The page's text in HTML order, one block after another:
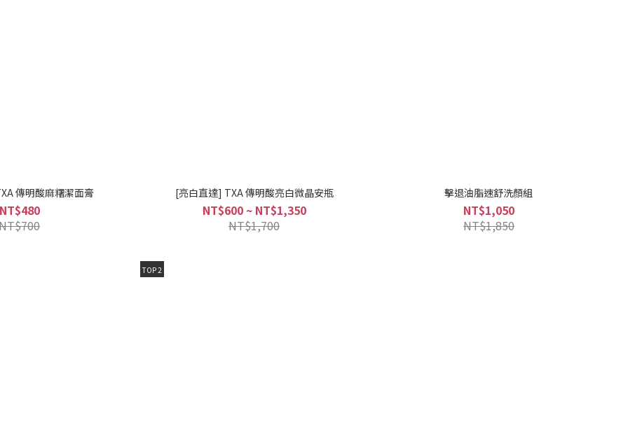
傳明酸麻糬潔面膏
NT$480
[亮白直達] TXA 傳明酸亮白微晶安瓶
NT$600 ~ NT$1,350
NT$1,700
擊退油脂速舒洗顏組
NT$1,050
NT$1,850
TOP 2